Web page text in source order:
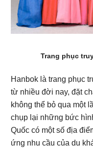
Trang phục
Hanbok là trang phục
từ nhiều đời nay, đặt
không thể bỏ qua một
chụp lại những bức
Quốc có một số địa
ứng nhu cầu của du